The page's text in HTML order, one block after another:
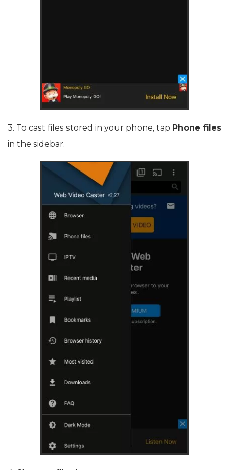
3. To cast files stored in your phone, tap Phone files
in the sidebar.